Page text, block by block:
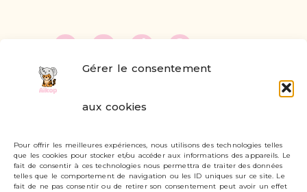
Gérer le consentement
aux cookies
Pour offrir les meilleures expériences, nous utilisons des technologies telles
que les cookies pour stocker et/ou accéder aux informations des appareils. Le
fait de consentir à ces technologies nous permettra de traiter des données
telles que le comportement de navigation ou les ID uniques sur ce site. Le
fait de ne pas consentir ou de retirer son consentement peut avoir un effet
Livraisons et retours
Mon compte